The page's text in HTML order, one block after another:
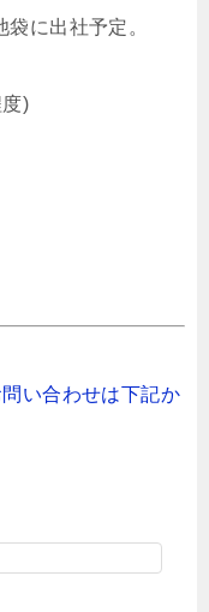
出社予定。
)
い合わせは下記か